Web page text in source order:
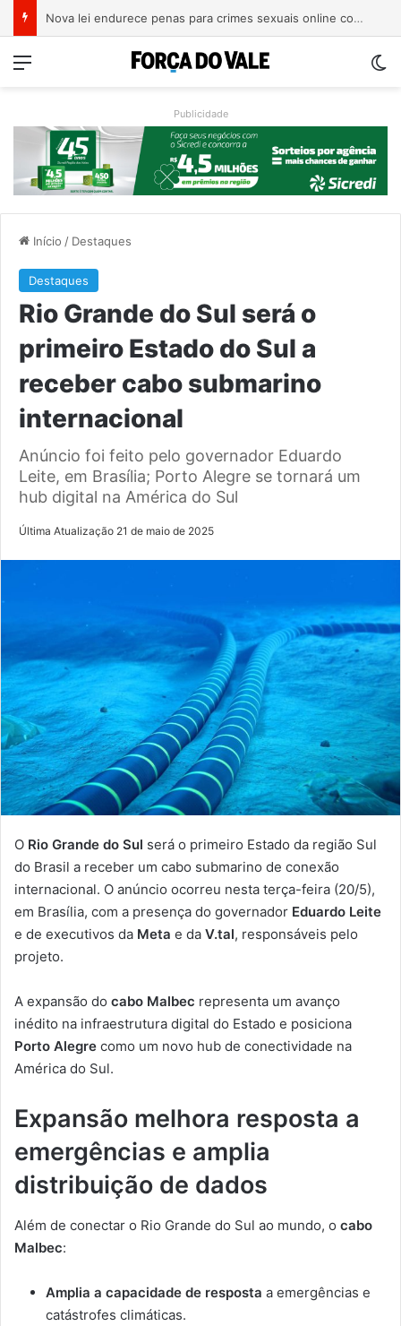
Trump assina novos decretos para restringir cidadania por nascimento nos EUA
Menu
Publicidade
Início / Destaques
Destaques
Rio Grande do Sul será o
primeiro Estado do Sul a
receber cabo submarino
internacional
Anúncio foi feito pelo governador Eduardo
Leite, em Brasília; Porto Alegre se tornará um
hub digital na América do Sul
Última Atualização 21 de maio de 2025
O Rio Grande do Sul será o primeiro Estado da região Sul
do Brasil a receber um cabo submarino de conexão
internacional. O anúncio ocorreu nesta terça-feira (20/5),
em Brasília, com a presença do governador Eduardo Leite
e de executivos da Meta e da V.tal, responsáveis pelo
projeto.
A expansão do cabo Malbec representa um avanço
inédito na infraestrutura digital do Estado e posiciona
Porto Alegre como um novo hub de conectividade na
América do Sul.
Expansão melhora resposta a
emergências e amplia
distribuição de dados
Além de conectar o Rio Grande do Sul ao mundo, o cabo
Malbec:
Amplia a capacidade de resposta a emergências e
catástrofes climáticas.